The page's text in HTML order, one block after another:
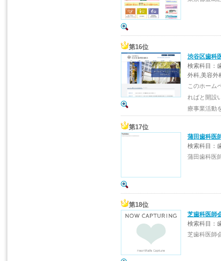
第16位
渋谷区歯科
検索科目：
外科,美容外
このホーム
ればと開設
療事業活動
第17位
蒲田歯科医
検索科目：
蒲田歯科医
第18位
芝歯科医師
検索科目：
芝歯科医師